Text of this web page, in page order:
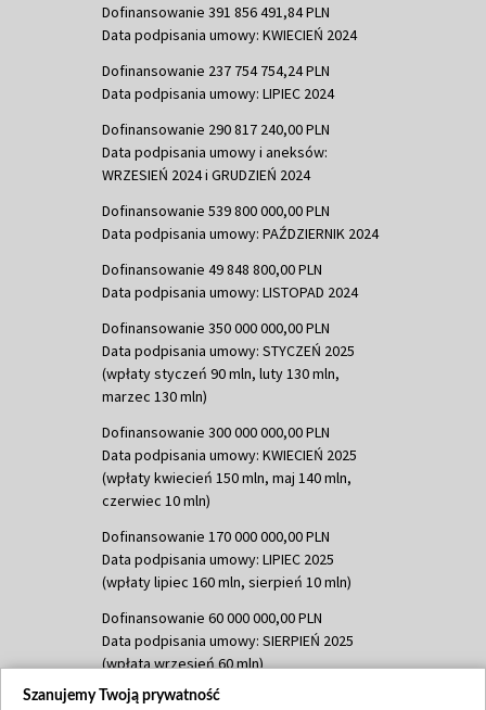
Dofinansowanie 391 856 491,84 PLN
Data podpisania umowy: KWIECIEŃ 2024
Dofinansowanie 237 754 754,24 PLN
Data podpisania umowy: LIPIEC 2024
Dofinansowanie 290 817 240,00 PLN
Data podpisania umowy i aneksów:
WRZESIEŃ 2024 i GRUDZIEŃ 2024
Dofinansowanie 539 800 000,00 PLN
Data podpisania umowy: PAŹDZIERNIK 2024
Dofinansowanie 49 848 800,00 PLN
Data podpisania umowy: LISTOPAD 2024
Dofinansowanie 350 000 000,00 PLN
Data podpisania umowy: STYCZEŃ 2025
(wpłaty styczeń 90 mln, luty 130 mln,
marzec 130 mln)
Dofinansowanie 300 000 000,00 PLN
Data podpisania umowy: KWIECIEŃ 2025
(wpłaty kwiecień 150 mln, maj 140 mln,
czerwiec 10 mln)
Dofinansowanie 170 000 000,00 PLN
Data podpisania umowy: LIPIEC 2025
(wpłaty lipiec 160 mln, sierpień 10 mln)
Dofinansowanie 60 000 000,00 PLN
Data podpisania umowy: SIERPIEŃ 2025
(wpłata wrzesień 60 mln)
Dofinansowanie 635 783 051,21 PLN
Szanujemy Twoją prywatność